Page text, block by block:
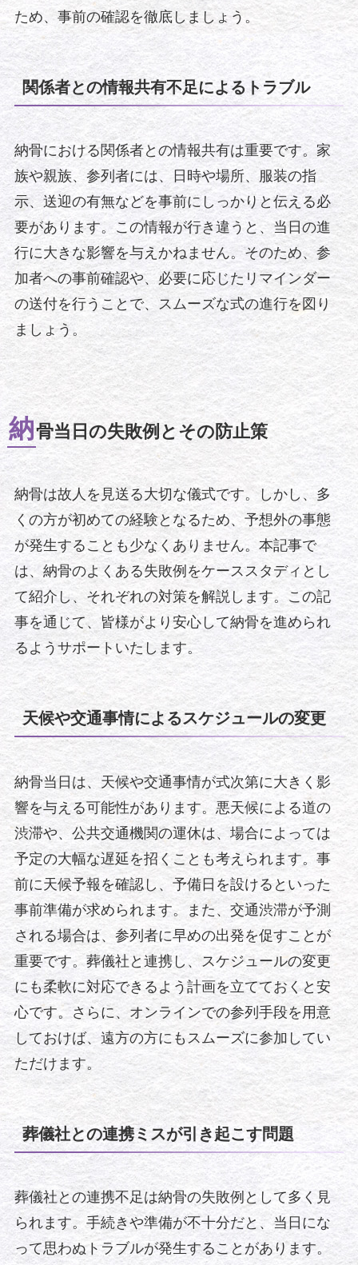
ため、事前の確認を徹底しましょう。
関係者との情報共有不足によるトラブル
納骨における関係者との情報共有は重要です。家
族や親族、参列者には、日時や場所、服装の指
示、送迎の有無などを事前にしっかりと伝える必
要があります。この情報が行き違うと、当日の進
行に大きな影響を与えかねません。そのため、参
加者への事前確認や、必要に応じたリマインダー
の送付を行うことで、スムーズな式の進行を図り
ましょう。
納骨当日の失敗例とその防止策
納骨は故人を見送る大切な儀式です。しかし、多
くの方が初めての経験となるため、予想外の事態
が発生することも少なくありません。本記事で
は、納骨のよくある失敗例をケーススタディとし
て紹介し、それぞれの対策を解説します。この記
事を通じて、皆様がより安心して納骨を進められ
るようサポートいたします。
天候や交通事情によるスケジュールの変更
納骨当日は、天候や交通事情が式次第に大きく影
響を与える可能性があります。悪天候による道の
渋滞や、公共交通機関の運休は、場合によっては
予定の大幅な遅延を招くことも考えられます。事
前に天候予報を確認し、予備日を設けるといった
事前準備が求められます。また、交通渋滞が予測
される場合は、参列者に早めの出発を促すことが
重要です。葬儀社と連携し、スケジュールの変更
にも柔軟に対応できるよう計画を立てておくと安
心です。さらに、オンラインでの参列手段を用意
しておけば、遠方の方にもスムーズに参加してい
ただけます。
葬儀社との連携ミスが引き起こす問題
葬儀社との連携不足は納骨の失敗例として多く見
られます。手続きや準備が不十分だと、当日にな
って思わぬトラブルが発生することがあります。